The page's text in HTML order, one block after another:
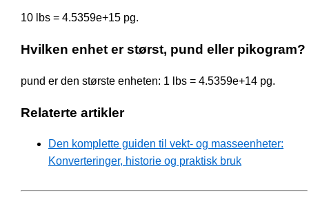
10 lbs = 4.5359e+15 pg.
Hvilken enhet er størst, pund eller pikogram?
pund er den største enheten: 1 lbs = 4.5359e+14 pg.
Relaterte artikler
Den komplette guiden til vekt- og masseenheter:
Konverteringer, historie og praktisk bruk